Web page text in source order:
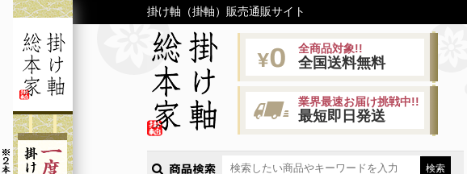
掛け軸（掛軸）販売通販サイト
全商品対象!!
全国送料無料
業界最速お届け挑戦中!!
最短即日発送